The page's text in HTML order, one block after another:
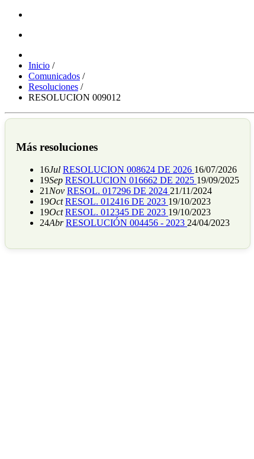
Inicio /
Comunicados /
Resoluciones /
RESOLUCION 009012
Más resoluciones
16Jul RESOLUCION 008624 DE 2026 16/07/2026
19Sep RESOLUCION 016662 DE 2025 19/09/2025
21Nov RESOL. 017296 DE 2024 21/11/2024
19Oct RESOL. 012416 DE 2023 19/10/2023
19Oct RESOL. 012345 DE 2023 19/10/2023
24Abr RESOLUCIÓN 004456 - 2023 24/04/2023